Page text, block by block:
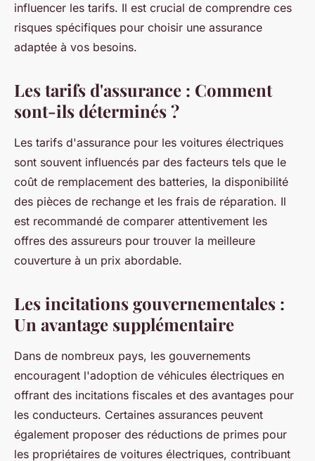
influencer les tarifs. Il est crucial de comprendre ces
risques spécifiques pour choisir une assurance
adaptée à vos besoins.
Les tarifs d'assurance : Comment
sont-ils déterminés ?
Les tarifs d'assurance pour les voitures électriques
sont souvent influencés par des facteurs tels que le
coût de remplacement des batteries, la disponibilité
des pièces de rechange et les frais de réparation. Il
est recommandé de comparer attentivement les
offres des assureurs pour trouver la meilleure
couverture à un prix abordable.
Les incitations gouvernementales :
Un avantage supplémentaire
Dans de nombreux pays, les gouvernements
encouragent l'adoption de véhicules électriques en
offrant des incitations fiscales et des avantages pour
les conducteurs. Certaines assurances peuvent
également proposer des réductions de primes pour
les propriétaires de voitures électriques, contribuant